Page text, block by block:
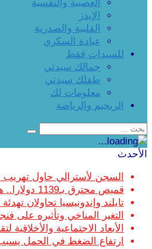
العصبية والنفسية
الإيدز
القلبية والصدرية
عيادة السكري
للسيدات فقط
جمالك سيدتي
طفلك سيدتي
معلومات لك
الريجيم والرياضة
الأحدث
السجن لأسترالي حاول
قميص محترق بـ1139 دولارا.. هل تفقد الموضة عقلها؟
تايلند وإندونيسيا تحاولان
التغير المناخي وتأثيره على
الأبعاد الاجتماعية
ارتفاع الضغط في الحمل